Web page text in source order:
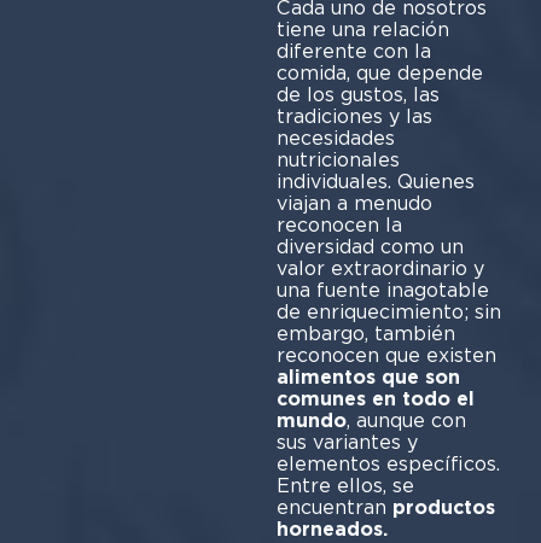
Cada uno de nosotros
tiene una relación
diferente con la
comida, que depende
de los gustos, las
tradiciones y las
necesidades
nutricionales
individuales. Quienes
viajan a menudo
reconocen la
diversidad como un
valor extraordinario y
una fuente inagotable
de enriquecimiento; sin
embargo, también
reconocen que existen
alimentos que son
comunes en todo el
mundo, aunque con
sus variantes y
elementos específicos.
Entre ellos, se
encuentran productos
horneados.